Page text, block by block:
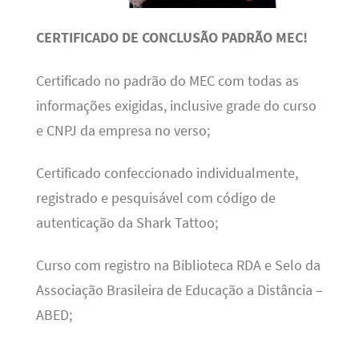
CERTIFICADO DE CONCLUSÃO PADRÃO MEC!
Certificado no padrão do MEC com todas as
informações exigidas, inclusive grade do curso
e CNPJ da empresa no verso;
Certificado confeccionado individualmente,
registrado e pesquisável com código de
autenticação da Shark Tattoo;
Curso com registro na Biblioteca RDA e Selo da
Associação Brasileira de Educação a Distância –
ABED;